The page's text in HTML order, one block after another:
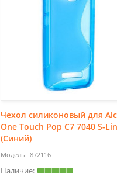
Чехол силиконовый для
One Touch Pop C7 7040 S-
(Синий)
872116